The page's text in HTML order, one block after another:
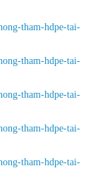
tham-hdpe-tai-
tham-hdpe-tai-
tham-hdpe-tai-
tham-hdpe-tai-
tham-hdpe-tai-